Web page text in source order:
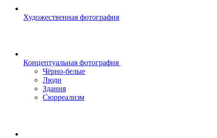
Художественная фотография
Концептуальная фотография
Чёрно-белые
Люди
Здания
Сюрреализм